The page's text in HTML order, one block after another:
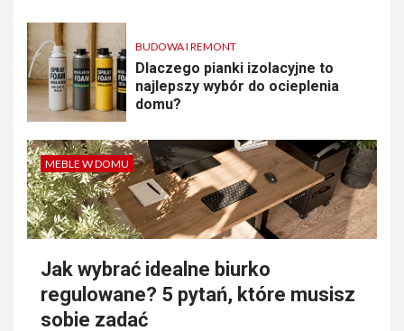
BUDOWA I REMONT
Dlaczego pianki izolacyjne to
najlepszy wybór do ocieplenia
domu?
MEBLE W DOMU
Jak wybrać idealne biurko
regulowane? 5 pytań, które musisz
sobie zadać